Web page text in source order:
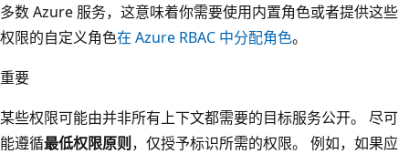
多数 Azure 服务，这意味着你需要使用内置角色或者提供这些
权限的自定义角色在 Azure RBAC 中分配角色。
重要
某些权限可能由并非所有上下文都需要的目标服务公开。 尽可
能遵循最低权限原则，仅授予标识所需的权限。 例如，如果应